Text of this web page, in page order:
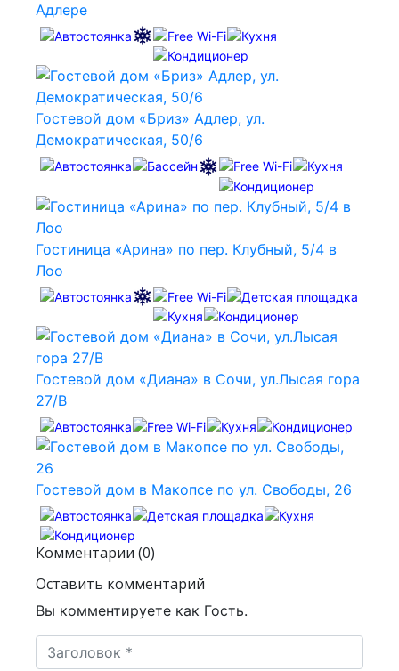
Адлере
Гостевой дом «Бриз» Адлер, ул.
Демократическая, 50/6
Гостиница «Арина» по пер. Клубный, 5/4 в
Лоо
Гостевой дом «Диана» в Сочи, ул.Лысая гора
27/В
Гостевой дом в Макопсе по ул. Свободы, 26
Комментарии (0)
Оставить комментарий
Вы комментируете как Гость.